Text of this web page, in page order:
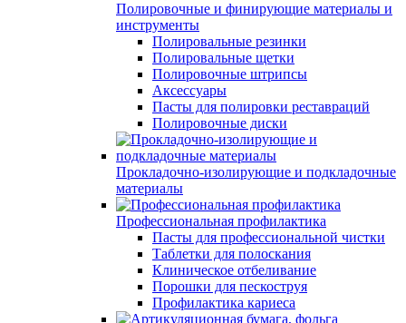
Полировочные и финирующие материалы и
инструменты
Полировальные резинки
Полировальные щетки
Полировочные штрипсы
Аксессуары
Пасты для полировки реставраций
Полировочные диски
Прокладочно-изолирующие и подкладочные
материалы
Профессиональная профилактика
Пасты для профессиональной чистки
Таблетки для полоскания
Клиническое отбеливание
Порошки для пескоструя
Профилактика кариеса